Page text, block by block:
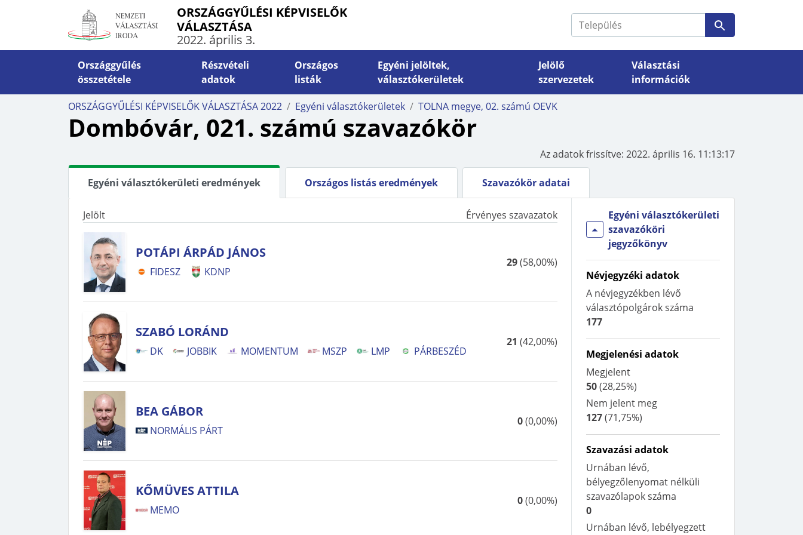
ORSZÁGGYŰLÉSI KÉPVISELŐK
VÁLASZTÁSA
2022. április 3.
Országgyűlés
összetétele
Részvételi
adatok
Országos
listák
Egyéni jelöltek,
választókerületek
Jelölő
szervezetek
Választási
információk
ÁLTALÁNOS INFORMÁCIÓK
Határidők, határnapok
Jogszabályok
INFORMÁCIÓK
VÁLASZTÓPOLGÁROKNAK
Szavazóhelyiség keresése
számítása
JELÖLTEKNEK, JELÖLŐ
SZERVEZETEKNEK
Információk jelölő
Nyomtatványok a választási
eljárásban
Választási szervek
elérhetőségei, döntései
ORSZÁGGYŰLÉSI KÉPVISELŐK VÁLASZTÁSA 2022 Egyéni választókerületek TOLNA megye, 02. számú OEVK
Dombóvár, 021. számú szavazókör
Az adatok frissítve: 2022. április 16. 11:13:17
Egyéni választókerületi eredmények Országos listás eredmények Szavazókör adatai
Jelölt Érvényes szavazatok
POTÁPI ÁRPÁD JÁNOS
FIDESZ KDNP
29(58,00%)
SZABÓ LORÁND
DK JOBBIK MOMENTUM MSZP LMP PÁRBESZÉD
21 (42,00%)
BEA GÁBOR
NORMÁLIS PÁRT
0(0,00%)
KŐMÜVES ATTILA
MEMO
0(0,00%)
Egyéni választókerületi
szavazóköri
jegyzőkönyv
Névjegyzéki adatok
A névjegyzékben lévő
választópolgárok száma
177
Megjelenési adatok
Megjelent
50 (28,25%)
Nem jelent meg
127 (71,75%)
Szavazási adatok
Urnában lévő,
bélyegzőlenyomat nélküli
szavazólapok száma
0
Urnában lévő, lebélyegzett